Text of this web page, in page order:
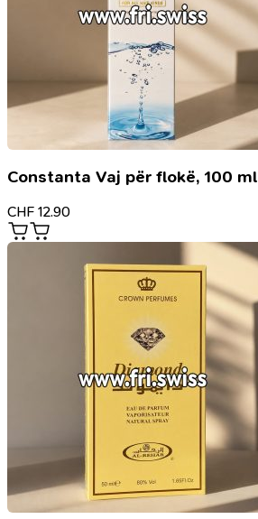
Constanta Vaj për flokë, 100 ml
CHF 12.90